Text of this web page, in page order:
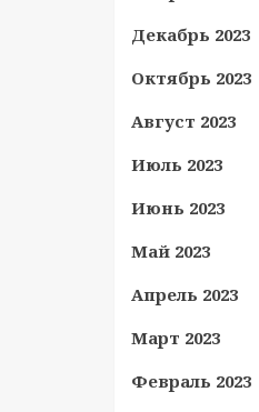
Декабрь 2023
Октябрь 2023
Август 2023
Июль 2023
Июнь 2023
Май 2023
Апрель 2023
Март 2023
Февраль 2023